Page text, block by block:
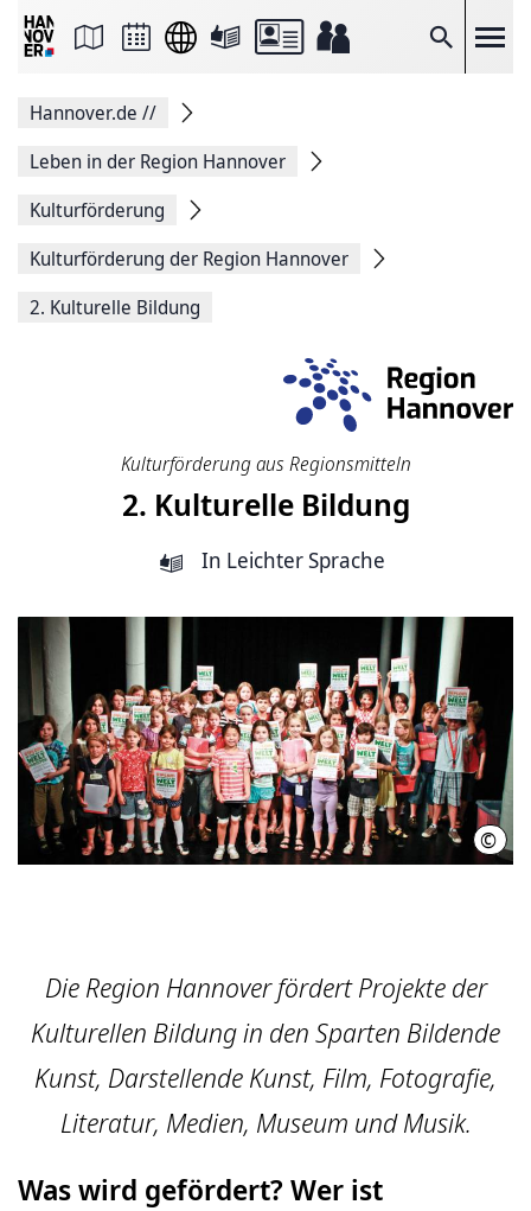
Suche
Seite
Facebook
teilen
Seitenlink
Seite
Hannover.de //
Leben in der Region Hannover
Kulturförderung
Kulturförderung der Region Hannover
2. Kulturelle Bildung
Kulturförderung aus Regionsmitteln
2. Kulturelle Bildung
In Leichter Sprache
©
Die Region Hannover fördert Projekte der
Kulturellen Bildung in den Sparten Bildende
Kunst, Darstellende Kunst, Film, Fotografie,
Literatur, Medien, Museum und Musik.
Was wird gefördert? Wer ist